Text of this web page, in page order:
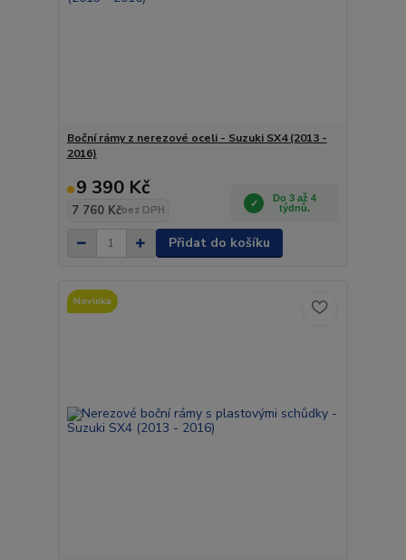
Boční rámy z nerezové oceli - Suzuki SX4 (2013 -
2016)
9 390 Kč
7 760 Kčbez DPH
Do 3 až 4
týdnů.
Přidat do košíku
Novinka